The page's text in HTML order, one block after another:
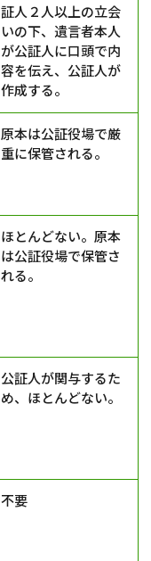
証人２人以上の立会
いの下、遺言者本人
が公証人に口頭で内
容を伝え、公証人が
作成する。
原本は公証役場で厳
重に保管される。
ほとんどない。原本
は公証役場で保管さ
れる。
公証人が関与するた
め、ほとんどない。
不要